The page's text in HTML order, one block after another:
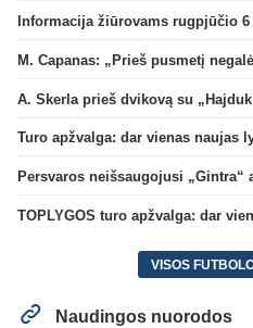
Informacija žiūrovams rugpjūčio
Turo apžvalga: dar vienas naujas
TOPLYGOS turo apžvalga: dar
VISOS
Naudingos nuorodos